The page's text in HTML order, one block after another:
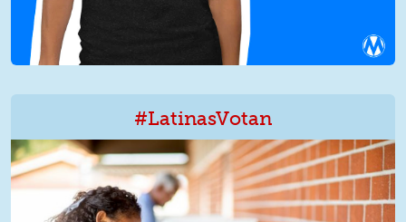
#LatinasVotan
LatinxVotan.png